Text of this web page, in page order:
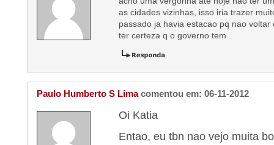
as cidades vizinhas, isso iria trazer
passado ja havia estacao pq nao
ter certeza q o governo tem .
Paulo Humberto S Lima comentou em: 06-11-2012
Oi Katia
Entao, eu tbn nao vejo muita